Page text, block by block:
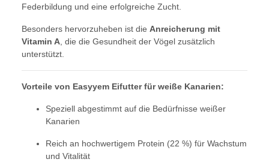
Federbildung und eine erfolgreiche Zucht.
Besonders hervorzuheben ist die Anreicherung mit
Vitamin A , die die Gesundheit der Vögel zusätzlich
unterstützt.
Vorteile von Easyyem Eifutter für weiße Kanarien:
Speziell abgestimmt auf die Bedürfnisse weißer
Kanarien
Reich an hochwertigem Protein (22 %) für Wachstum
und Vitalität